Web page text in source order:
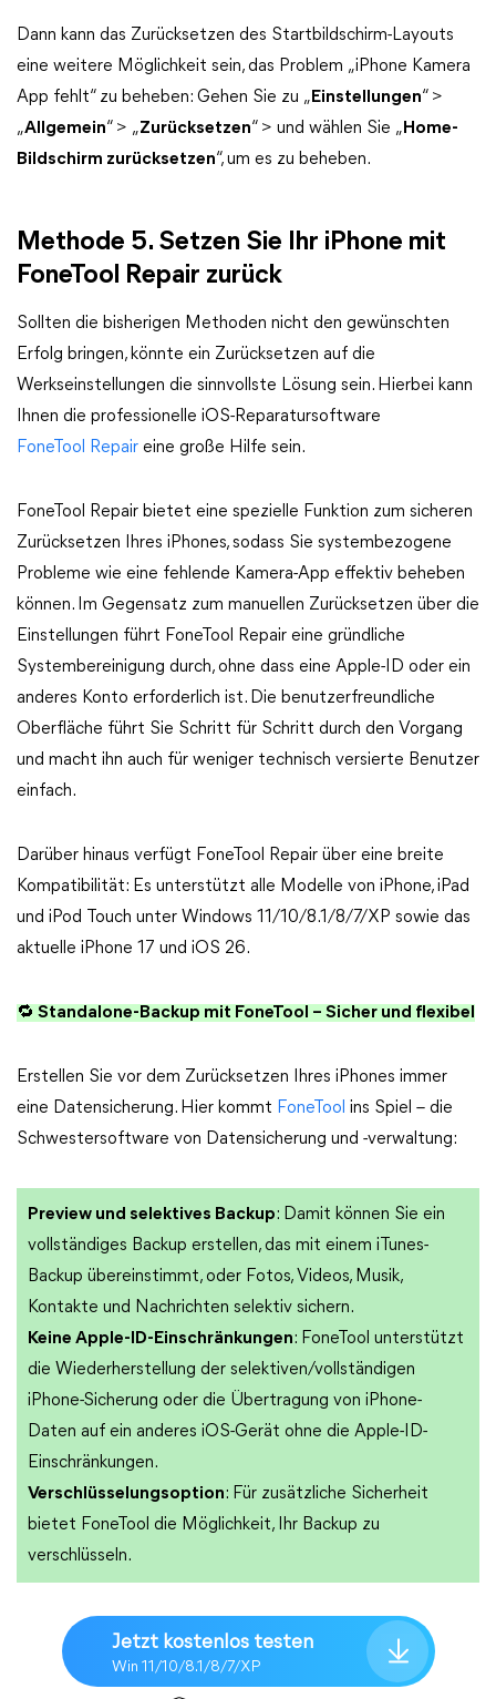
Dann kann das Zurücksetzen des Startbildschirm-Layouts
eine weitere Möglichkeit sein, das Problem „iPhone Kamera
App fehlt“ zu beheben: Gehen Sie zu „ Einstellungen“ >
„Allgemein“ > „Zurücksetzen“ > und wählen Sie „ Home-
Bildschirm zurücksetzen“, um es zu beheben.
Methode 5. Setzen Sie Ihr iPhone mit
FoneTool Repair zurück
Sollten die bisherigen Methoden nicht den gewünschten
Erfolg bringen, könnte ein Zurücksetzen auf die
Werkseinstellungen die sinnvollste Lösung sein. Hierbei kann
Ihnen die professionelle iOS-Reparatursoftware
FoneTool Repair eine große Hilfe sein.
FoneTool Repair bietet eine spezielle Funktion zum sicheren
Zurücksetzen Ihres iPhones, sodass Sie systembezogene
Probleme wie eine fehlende Kamera-App effektiv beheben
können. Im Gegensatz zum manuellen Zurücksetzen über die
Einstellungen führt FoneTool Repair eine gründliche
Systembereinigung durch, ohne dass eine Apple-ID oder ein
anderes Konto erforderlich ist. Die benutzerfreundliche
Oberfläche führt Sie Schritt für Schritt durch den Vorgang
und macht ihn auch für weniger technisch versierte Benutzer
einfach.
Darüber hinaus verfügt FoneTool Repair über eine breite
Kompatibilität: Es unterstützt alle Modelle von iPhone, iPad
und iPod Touch unter Windows 11/10/8.1/8/7/XP sowie das
aktuelle iPhone 17 und iOS 26.
🔁 Standalone-Backup mit FoneTool – Sicher und flexibel
Erstellen Sie vor dem Zurücksetzen Ihres iPhones immer
eine Datensicherung. Hier kommt FoneTool ins Spiel – die
Schwestersoftware von Datensicherung und -verwaltung:
Preview und selektives Backup: Damit können Sie ein
vollständiges Backup erstellen, das mit einem iTunes-
Backup übereinstimmt, oder Fotos, Videos, Musik,
Kontakte und Nachrichten selektiv sichern.
Keine Apple-ID-Einschränkungen: FoneTool unterstützt
die Wiederherstellung der selektiven/vollständigen
iPhone-Sicherung oder die Übertragung von iPhone-
Daten auf ein anderes iOS-Gerät ohne die Apple-ID-
Einschränkungen.
Verschlüsselungsoption: Für zusätzliche Sicherheit
bietet FoneTool die Möglichkeit, Ihr Backup zu
verschlüsseln.
Jetzt kostenlos testen
Win 11/10/8.1/8/7/XP